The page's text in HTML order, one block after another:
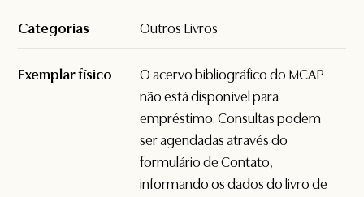
Categorias Outros Livros
Exemplar físico
O acervo bibliográfico do MCAP
não está disponível para
empréstimo. Consultas podem
ser agendadas através do
formulário deContato,
informando os dados do livro de